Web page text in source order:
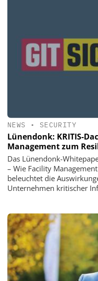
NEWS • SECURITY
Lünendonk: KRITIS-
Management zum
Das Lünendonk-
– Wie Facility
beleuchtet die
Unternehmen kritischer